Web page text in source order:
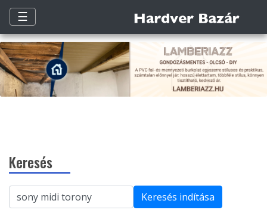
☰
Keresés
Keresés indítása